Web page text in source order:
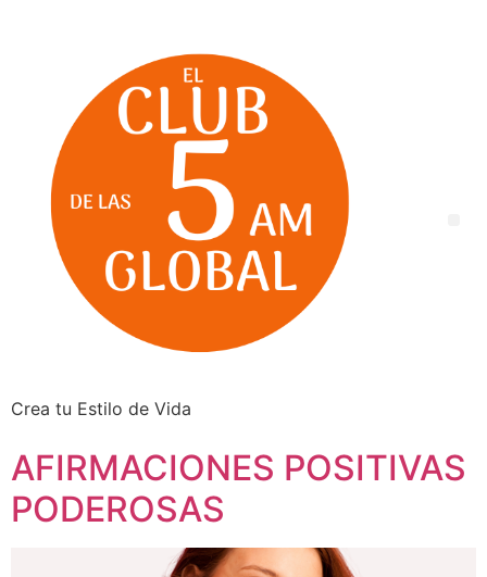
Crea tu Estilo de Vida
AFIRMACIONES POSITIVAS
PODEROSAS